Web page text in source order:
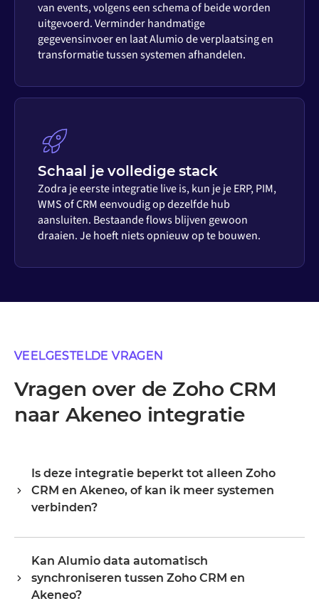
van events, volgens een schema of beide worden
uitgevoerd. Verminder handmatige
gegevensinvoer en laat Alumio de verplaatsing en
transformatie tussen systemen afhandelen.
Schaal je volledige stack
Zodra je eerste integratie live is, kun je je ERP, PIM,
WMS of CRM eenvoudig op dezelfde hub
aansluiten. Bestaande flows blijven gewoon
draaien. Je hoeft niets opnieuw op te bouwen.
VEELGESTELDE VRAGEN
Vragen over de Zoho CRM
naar Akeneo integratie
Is deze integratie beperkt tot alleen Zoho
CRM en Akeneo, of kan ik meer systemen
verbinden?
verbonden zijn, breid je hetzelfde platform uit naar je
ERP, PIM, WMS, CRM of een ander systeem in je
landschap, waarbij je bestaande configuratie
Kan Alumio data automatisch
synchroniseren tussen Zoho CRM en
Akeneo?